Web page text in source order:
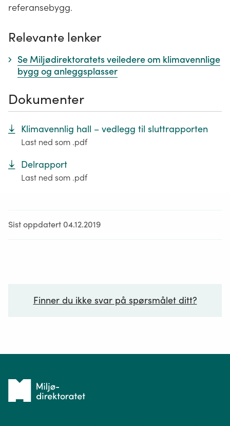
referansebygg.
Relevante lenker
Se Miljødirektoratets veiledere om klimavennlige
bygg og anleggsplasser
Dokumenter
Klimavennlig hall – vedlegg til sluttrapporten
Last ned som .pdf
Delrapport
Last ned som .pdf
Sist oppdatert 04.12.2019
Finner du ikke svar på spørsmålet ditt?
Tilbake